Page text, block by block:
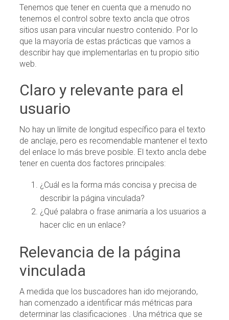
Tenemos que tener en cuenta que a menudo no
tenemos el control sobre texto ancla que otros
sitios usan para vincular nuestro contenido. Por lo
que la mayoría de estas prácticas que vamos a
describir hay que implementarlas en tu propio sitio
web.
Claro y relevante para el
usuario
No hay un límite de longitud específico para el texto
de anclaje, pero es recomendable mantener el texto
del enlace lo más breve posible. El texto ancla debe
tener en cuenta dos factores principales:
¿Cuál es la forma más concisa y precisa de
describir la página vinculada?
¿Qué palabra o frase animaría a los usuarios a
hacer clic en un enlace?
Relevancia de la página
vinculada
A medida que los buscadores han ido mejorando,
han comenzado a identificar más métricas para
determinar las clasificaciones . Una métrica que se